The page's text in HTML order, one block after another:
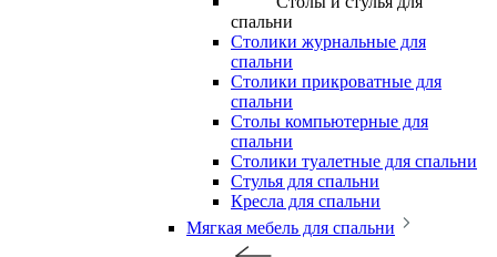
спальни
Столики журнальные для
спальни
Столики прикроватные для
спальни
Столы компьютерные для
спальни
Столики туалетные для спальни
Стулья для спальни
Кресла для спальни
Мягкая мебель для спальни